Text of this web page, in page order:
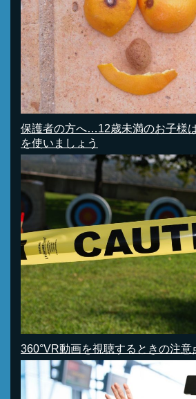
保護者の方へ…12歳未満のお子様
を使いましょう
360°VR動画を視聴するときの注意